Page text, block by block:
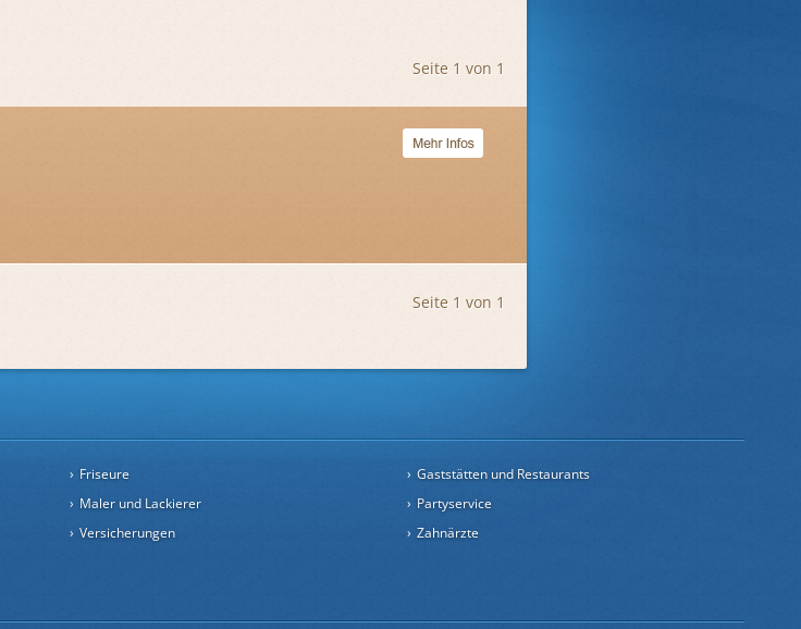
Seite 1 von 1
Seite 1 von 1
Friseure
Gaststätten und Restaurants
Maler und Lackierer
Partyservice
Versicherungen Zahnärzte